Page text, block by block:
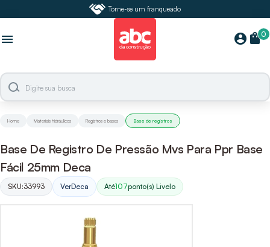
Torne-se um franqueado
menu account_circle 0
shopping_bag
Home Materiais hidráulicos Registros e bases Base de registros
Base De Registro De Pressão Mvs Para Ppr Base
Fácil 25mm Deca
SKU:33993 VerDeca Até107ponto(s) Livelo